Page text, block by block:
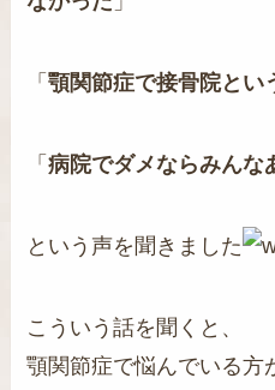
「顎関節症で接骨院とい
「病院でダメならみんな
という声を聞きました
こういう話を聞くと、
顎関節症で悩んでいる方